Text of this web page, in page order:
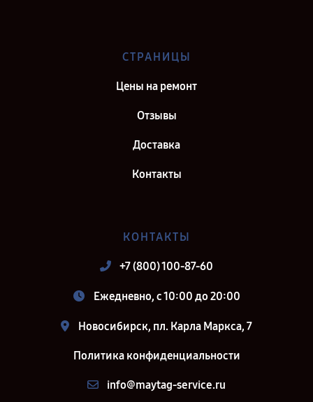
Сервис центр Maytag в г. Киров
СТРАНИЦЫ
Цены на ремонт
Отзывы
Доставка
Контакты
КОНТАКТЫ
+7 (800) 100-87-60
Ежедневно, с 10:00 до 20:00
Новосибирск, пл. Карла Маркса, 7
Политика конфиденциальности
info@maytag-service.ru